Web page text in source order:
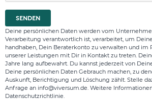
SENDEN
Deine persönlichen Daten werden vom
Verarbeitung verantwortlich ist, verarbeitet, um
handhaben, Dein Beraterkonto zu verwalten und im
unserer Leistungen mit Dir in Kontakt zu treten.
Jahre lang aufbewahrt. Du kannst jederzeit von
Deine persönlichen Daten Gebrauch machen, zu
Auskunft, Berichtigung und Löschung zählt. Stelle
Anfrage an info@viversum.de. Weitere
Datenschutzrichtlinie.